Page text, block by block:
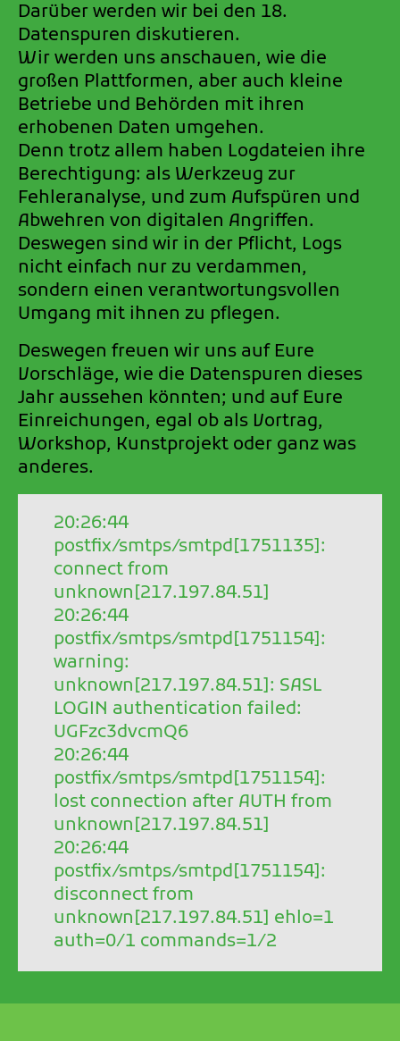
Darüber werden wir bei den 18.
Datenspuren diskutieren.
Wir werden uns anschauen, wie die
großen Plattformen, aber auch kleine
Betriebe und Behörden mit ihren
erhobenen Daten umgehen.
Denn trotz allem haben Logdateien ihre
Berechtigung: als Werkzeug zur
Fehleranalyse, und zum Aufspüren und
Abwehren von digitalen Angriffen.
Deswegen sind wir in der Pflicht, Logs
nicht einfach nur zu verdammen,
sondern einen verantwortungsvollen
Umgang mit ihnen zu pflegen.
Deswegen freuen wir uns auf Eure
Vorschläge, wie die Datenspuren dieses
Jahr aussehen könnten; und auf Eure
Einreichungen, egal ob als Vortrag,
Workshop, Kunstprojekt oder ganz was
anderes.
20:26:44
postfix/smtps/smtpd[1751135]:
connect from
unknown[217.197.84.51]
20:26:44
postfix/smtps/smtpd[1751154]:
warning:
unknown[217.197.84.51]: SASL
LOGIN authentication failed:
UGFzc3dvcmQ6
20:26:44
postfix/smtps/smtpd[1751154]:
lost connection after AUTH from
unknown[217.197.84.51]
20:26:44
postfix/smtps/smtpd[1751154]:
disconnect from
unknown[217.197.84.51] ehlo=1
auth=0/1 commands=1/2